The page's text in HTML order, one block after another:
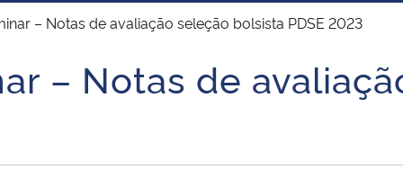
Desenvolvimento Regional
União
Advocacia-Geral da União Banco Central do Brasil
– Notas de avaliação seleção bolsista PDSE 2023
– Notas de